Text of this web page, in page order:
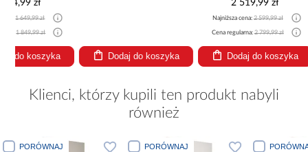
Dodaj do koszyka
2 599,99 zł
2 799,99 zł
Dodaj do koszyka
Najniższa
Cena
Klienci, którzy kupili ten produkt nabyli
również
PORÓWNAJ PORÓWNAJ